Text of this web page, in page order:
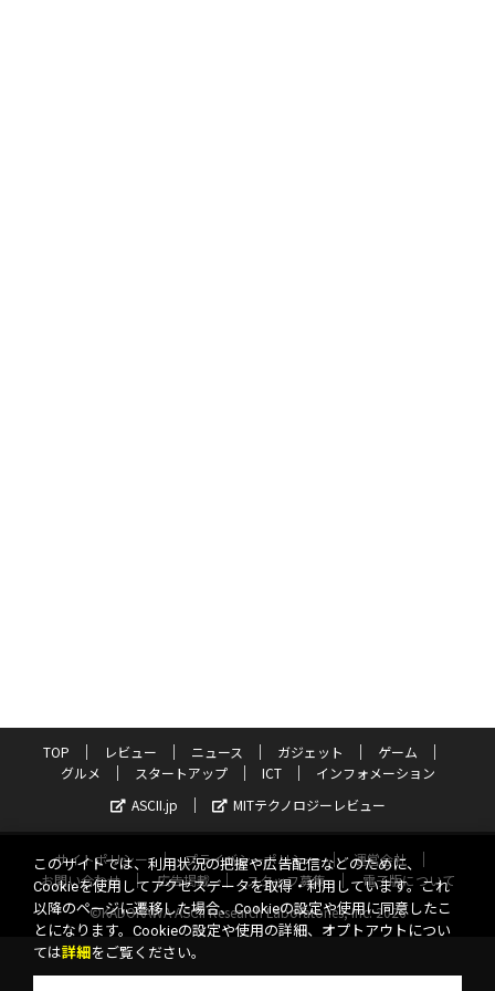
TOP レビュー ニュース ガジェット
ゲーム
グルメ
スタートアップ ICT
インフォメーション
ASCII.jp
MITテクノロジーレビュー
サイトポリシー プライバシーポリシー
運営会社
お問い合わせ
広告掲載 スタッフ募集
電子版について
©KADOKAWA ASCII Research Laboratories, Inc. 2026
このサイトでは、利用状況の把握や広告配信などのために、
Cookieを使用してアクセスデータを取得・利用しています。これ
以降のページに遷移した場合、Cookieの設定や使用に同意したこ
とになります。Cookieの設定や使用の詳細、オプトアウトについ
ては詳細 をご覧ください。